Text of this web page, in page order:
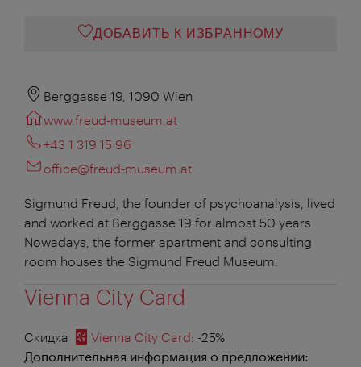
ДОБАВИТЬ К ИЗБРАННОМУ
Berggasse 19, 1090 Wien
www.freud-museum.at
+43 1 319 15 96
office@freud-museum.at
Sigmund Freud, the founder of psychoanalysis, lived
and worked at Berggasse 19 for almost 50 years.
Nowadays, the former apartment and consulting
room houses the Sigmund Freud Museum.
Vienna City Card
Скидка Vienna City Card: -25%
Дополнительная информация о предложении: